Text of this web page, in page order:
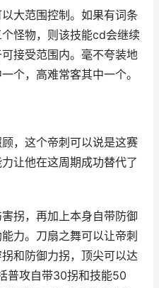
大范围控制。如果有词条
怪物，则该技能cd会继续
接受范围内。毫不夸装地
个，高难常客其中一个。
，这个帝刺可以说是这赛
让他在这周期成功替代了
拐，再加上本身自带防御
力。刀扇之舞可以让帝刺
和防御力拐，顶尖可以达
普攻自带30拐和技能50